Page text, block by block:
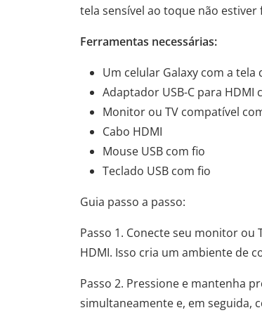
tela sensível ao toque não estiver
Ferramentas necessárias:
Um celular Galaxy com a
Adaptador USB-C para HDMI
Monitor ou TV compatível
Cabo HDMI
Mouse USB com fio
Teclado USB com fio
Guia passo a passo:
Passo 1. Conecte seu monitor ou
HDMI. Isso cria um ambiente de
Passo 2. Pressione e mantenha
simultaneamente e, em seguida,